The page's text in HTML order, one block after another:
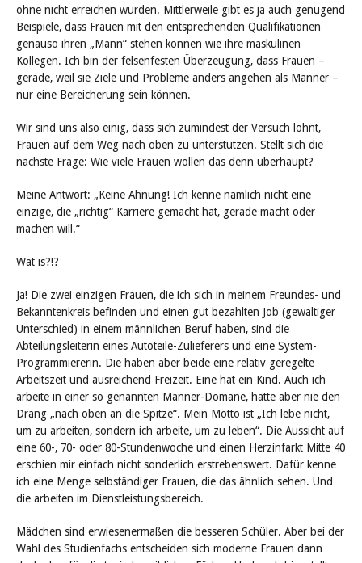
ohne nicht erreichen würden. Mittlerweile gibt es ja auch genügend
Beispiele, dass Frauen mit den entsprechenden Qualifikationen
genauso ihren „Mann“ stehen können wie ihre maskulinen
Kollegen. Ich bin der felsenfesten Überzeugung, dass Frauen –
gerade, weil sie Ziele und Probleme anders angehen als Männer –
nur eine Bereicherung sein können.
Wir sind uns also einig, dass sich zumindest der Versuch lohnt,
Frauen auf dem Weg nach oben zu unterstützen. Stellt sich die
nächste Frage: Wie viele Frauen wollen das denn überhaupt?
Meine Antwort: „Keine Ahnung! Ich kenne nämlich nicht eine
einzige, die „richtig“ Karriere gemacht hat, gerade macht oder
machen will.“
Wat is?!?
Ja! Die zwei einzigen Frauen, die ich sich in meinem Freundes- und
Bekanntenkreis befinden und einen gut bezahlten Job (gewaltiger
Unterschied) in einem männlichen Beruf haben, sind die
Abteilungsleiterin eines Autoteile-Zulieferers und eine System-
Programmiererin. Die haben aber beide eine relativ geregelte
Arbeitszeit und ausreichend Freizeit. Eine hat ein Kind. Auch ich
arbeite in einer so genannten Männer-Domäne, hatte aber nie den
Drang „nach oben an die Spitze“. Mein Motto ist „Ich lebe nicht,
um zu arbeiten, sondern ich arbeite, um zu leben“. Die Aussicht auf
eine 60-, 70- oder 80-Stundenwoche und einen Herzinfarkt Mitte 40
erschien mir einfach nicht sonderlich erstrebenswert. Dafür kenne
ich eine Menge selbständiger Frauen, die das ähnlich sehen. Und
die arbeiten im Dienstleistungsbereich.
Mädchen sind erwiesenermaßen die besseren Schüler. Aber bei der
Wahl des Studienfachs entscheiden sich moderne Frauen dann